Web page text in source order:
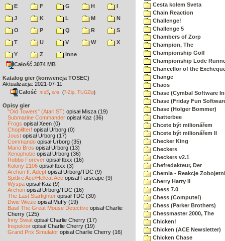
E
F G H
I
J
K L M
N
O
P Q R
S
T
U V W
X
Y
Z
inne
Całość 3074 MB
Katalog gier (konwencja TOSEC)
Aktualizacja: 2021-07-11
Całość md5 sha (7-Zip TUGZip)
Opisy gier
"Old Towers" (Atari ST) opisał Misza (19)
Submarine Commander opisał Kaz (36)
Frogs opisał Xeen (0)
Choplifter! opisał Urborg (0)
Joust opisał Urborg (17)
Commando opisał Urborg (35)
Mario Bros opisał Urborg (13)
Xenophobe opisał Urborg (36)
Robbo Forever opisał tbxx (16)
Kolony 2106 opisał tbxx (3)
Archon II: Adept opisał Urborg/TDC (9)
Spitfire Ace/Hellcat Ace opisał Farscape (9)
Wyspa opisał Kaz (9)
Archon opisał Urborg/TDC (16)
The Last Starfighter opisał TDC (30)
Dwie Wieże opisał Muffy (19)
Basil The Great Mouse Detective opisał Charlie
Cherry (125)
Inny Świat opisał Charlie Cherry (17)
Inspektor opisał Charlie Cherry (19)
Grand Prix Simulator opisał Charlie Cherry (16)
Cesta kolem Sveta
Chain Reaction
Challenge!
Challenge 5
Chambers of Zorp
Champion, The
Championship Golf
Championship Lode
Chancellor of the
Change
Chaos
Chase (Cymbal Software
Chase (Friday Fun
Chase (Holger Bommer)
Chatterbee
Chcete být milionářem
Chcete být milionářem II
Checker King
Checkers
Checkers v2.1
Chefredakteur, Der
Chemia - Reakcje
Cherry Harry II
Chess 7.0
Chess (Compute!)
Chess (Parker Brothers)
Chessmaster 2000, The
Chicken!
Chicken (ACE Newsletter)
Chicken Chase